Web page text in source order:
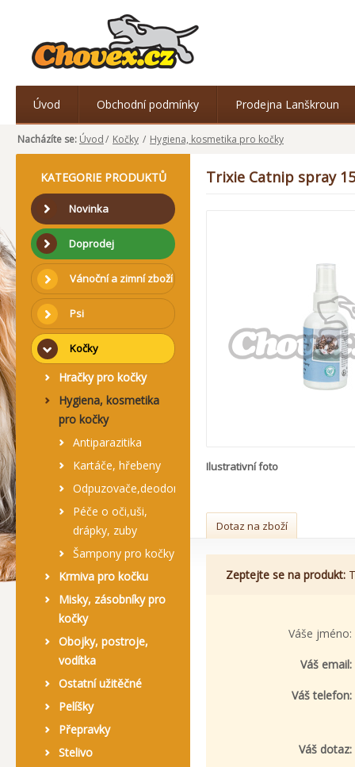
Úvod Obchodní podmínky Prodejna Lanškroun
Nacházíte se: Úvod/ Kočky / Hygiena, kosmetika pro kočky
KATEGORIE PRODUKTŮ
Novinka
Doprodej
Vánoční a zimní zboží
Psi
Kočky
Hračky pro kočky
Hygiena, kosmetika
pro kočky
Antiparazitika
Kartáče, hřebeny
Odpuzovače,deodoranty,ubrousky
Péče o oči,uši,
drápky, zuby
Šampony pro kočky
Krmiva pro kočku
Misky, zásobníky pro
kočky
Obojky, postroje,
vodítka
Ostatní užitěčné
Pelíšky
Přepravky
Stelivo
Trixie Catnip spray
Ilustrativní foto
Dotaz na zboží
Zeptejte se na produkt:
Váše jméno:
Váš email:
Váš telefon:
Váš dotaz: